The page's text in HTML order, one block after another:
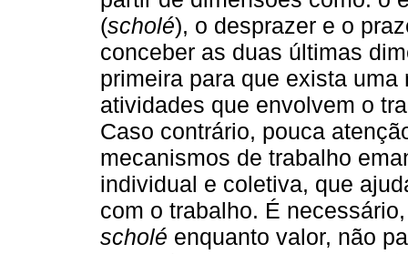
(scholé), o desprazer e o
conceber as duas últimas
primeira para que exista
atividades que envolvem o
Caso contrário, pouca
mecanismos de trabalho
individual e coletiva, que
com o trabalho. É
scholé enquanto valor, não